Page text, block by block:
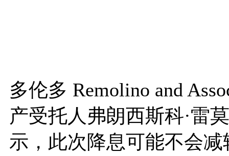
多伦多 Remolino and
产受托人弗朗西斯科·雷
示，此次降息可能不会